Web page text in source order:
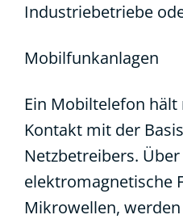
Industriebetriebe
Mobilfunkanlagen
Ein Mobiltelefon
Kontakt mit der
Netzbetreibers.
elektromagnetische
Mikrowellen,